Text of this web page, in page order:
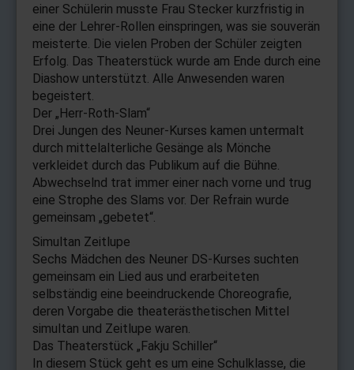
einer Schülerin musste Frau Stecker kurzfristig in
eine der Lehrer-Rollen einspringen, was sie souverän
meisterte. Die vielen Proben der Schüler zeigten
Erfolg. Das Theaterstück wurde am Ende durch eine
Diashow unterstützt. Alle Anwesenden waren
begeistert.
Der „Herr-Roth-Slam“
Drei Jungen des Neuner-Kurses kamen untermalt
durch mittelalterliche Gesänge als Mönche
verkleidet durch das Publikum auf die Bühne.
Abwechselnd trat immer einer nach vorne und trug
eine Strophe des Slams vor. Der Refrain wurde
gemeinsam „gebetet“.
Simultan Zeitlupe
Sechs Mädchen des Neuner DS-Kurses suchten
gemeinsam ein Lied aus und erarbeiteten
selbständig eine beeindruckende Choreografie,
deren Vorgabe die theaterästhetischen Mittel
simultan und Zeitlupe waren.
Das Theaterstück „Fakju Schiller“
In diesem Stück geht es um eine Schulklasse, die